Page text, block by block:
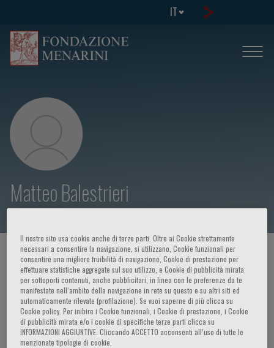
IT
Matteo Balestrieri
HOME PAGE / CORSI ED EVENTI / RELATORE
Matteo Balestrieri
Il nostro sito usa cookie anche di terze parti. Oltre ai Cookie strettamente
necessari a consentire la navigazione, si utilizzano, Cookie funzionali per
consentire una migliore fruibilità di navigazione, Cookie di prestazione per
effettuare statistiche aggregate sul suo utilizzo, e Cookie di pubblicità mirata
per sottoporti contenuti, anche pubblicitari, in linea con le preferenze da te
manifestate nell‘ambito della navigazione in rete su questo e su altri siti ed
automaticamente rilevate (profilazione). Se vuoi saperne di più clicca su
Cookie policy. Per inibire i Cookie funzionali, i Cookie di prestazione, i Cookie
di pubblicità mirata e/o i cookie di specifiche terze parti clicca su
INFORMAZIONI AGGIUNTIVE. Cliccando ACCETTO acconsenti all’uso di tutte le
menzionate tipologie di cookie.